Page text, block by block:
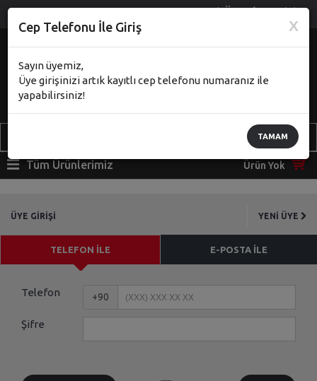
|
%2
%0
Ürün Yok
Tüm Ürünlerimiz
ÜYE GİRİŞİ YENİ ÜYE
TELEFON İLE E-POSTA İLE
Telefon +90
Şifre
X
Cep Telefonu İle Giriş
Sayın üyemiz,
Üye girişinizi artık kayıtlı cep telefonu numaranız ile
yapabilirsiniz!
TAMAM